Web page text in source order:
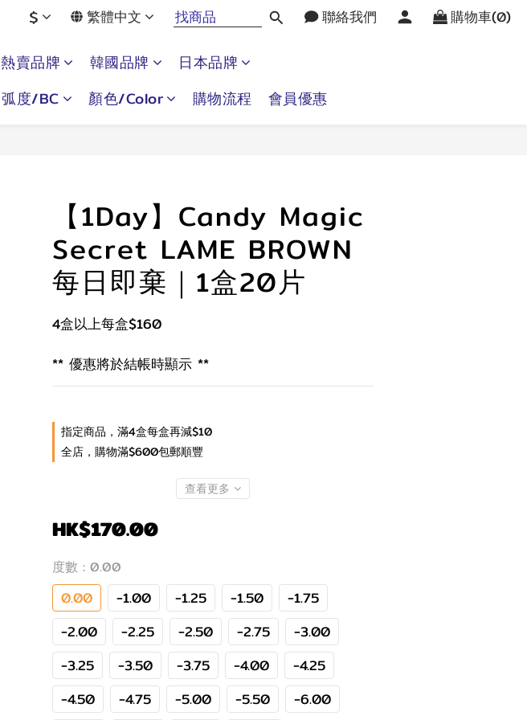
$ 繁體中文 聯絡我們 購物車(0)
熱賣品牌 韓國品牌
日本品牌
弧度/BC 顏色/Color 購物流程 會員優惠
【1Day】Candy Magic
Secret LAME BROWN
每日即棄｜1盒20片
4盒以上每盒$160
** 優惠將於結帳時顯示 **
指定商品，滿4盒每盒再減$10
全店，購物滿$600包郵順豐
查看更多
HK$170.00
度數 : 0.00
0.00 -1.00 -1.25 -1.50
-1.75
-2.00
-2.25 -2.50 -2.75
-3.00
-3.25
-3.50 -3.75 -4.00
-4.25
-4.50
-4.75 -5.00 -5.50 -6.00